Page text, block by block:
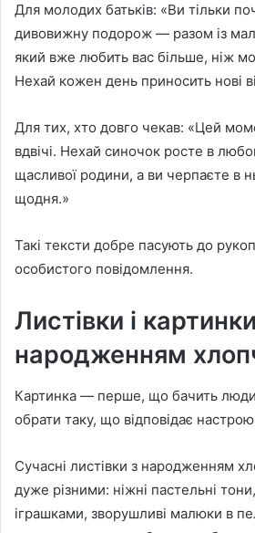
Для молодих батьків: «Ви тільки
дивовижну подорож — разом із
який вже любить вас більше, ніж
Нехай кожен день приносить нові
Для тих, хто довго чекав: «Цей
вдвічі. Нехай синочок росте в
щасливої родини, а ви черпаєте в
щодня.»
Такі тексти добре пасують до
особистого повідомлення.
Листівки і
народженням
Картинка — перше, що бачить
обрати таку, що відповідає
Сучасні листівки з народженням
дуже різними: ніжні пастельні тони,
іграшками, зворушливі малюки в